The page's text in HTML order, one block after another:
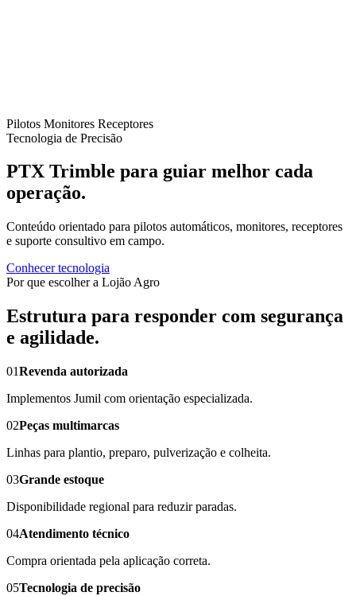
Pilotos Monitores Receptores
Tecnologia de Precisão
PTX Trimble para guiar melhor cada
operação.
Conteúdo orientado para pilotos automáticos, monitores, receptores
e suporte consultivo em campo.
Conhecer tecnologia
Por que escolher a Lojão Agro
Estrutura para responder com segurança
e agilidade.
01Revenda autorizada
Implementos Jumil com orientação especializada.
02Peças multimarcas
Linhas para plantio, preparo, pulverização e colheita.
03Grande estoque
Disponibilidade regional para reduzir paradas.
04Atendimento técnico
Compra orientada pela aplicação correta.
05Tecnologia de precisão